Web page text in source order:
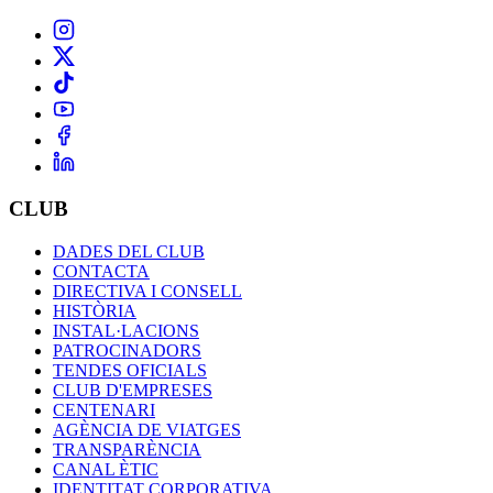
CLUB
DADES DEL CLUB
CONTACTA
DIRECTIVA I CONSELL
HISTÒRIA
INSTAL·LACIONS
PATROCINADORS
TENDES OFICIALS
CLUB D'EMPRESES
CENTENARI
AGÈNCIA DE VIATGES
TRANSPARÈNCIA
CANAL ÈTIC
IDENTITAT CORPORATIVA